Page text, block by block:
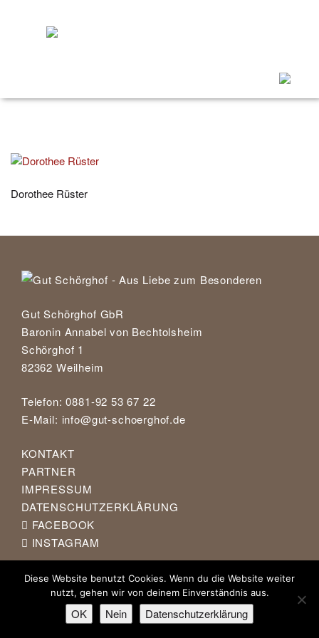
Menü
Dorothee Rüster
Gut Schörghof GbR
Baronin Annabel von Bechtolsheim
Schörghof 1
82362 Weilheim
Telefon: 0881-92 53 67 22
E-Mail: info@gut-schoerghof.de
KONTAKT
PARTNER
IMPRESSUM
DATENSCHUTZERKLÄRUNG
FACEBOOK
INSTAGRAM
Diese Website benutzt Cookies. Wenn du die Website weiter
nutzt, gehen wir von deinem Einverständnis aus.
OK Nein Datenschutzerklärung